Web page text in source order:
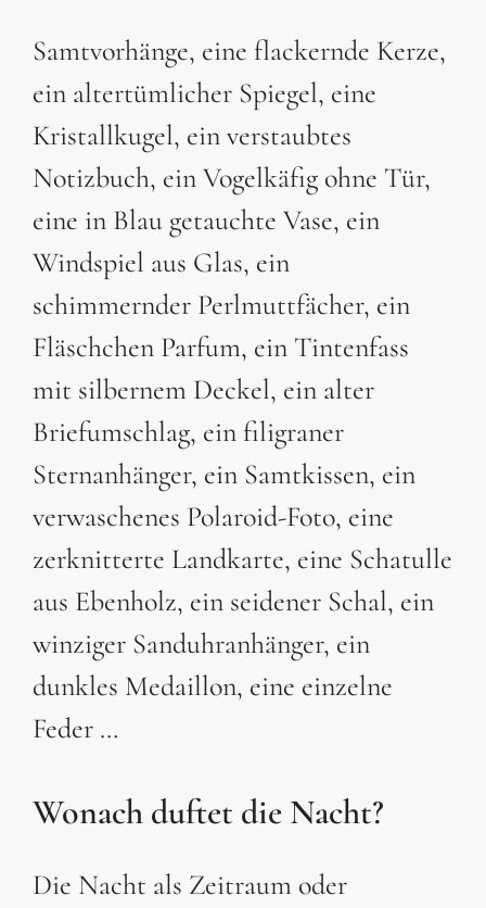
Samtvorhänge, eine flackernde Kerze,
ein altertümlicher Spiegel, eine
Kristallkugel, ein verstaubtes
Notizbuch, ein Vogelkäfig ohne Tür,
eine in Blau getauchte Vase, ein
Windspiel aus Glas, ein
schimmernder Perlmuttfächer, ein
Fläschchen Parfum, ein Tintenfass
mit silbernem Deckel, ein alter
Briefumschlag, ein filigraner
Sternanhänger, ein Samtkissen, ein
verwaschenes Polaroid-Foto, eine
zerknitterte Landkarte, eine Schatulle
aus Ebenholz, ein seidener Schal, ein
winziger Sanduhranhänger, ein
dunkles Medaillon, eine einzelne
Feder …
Wonach duftet die Nacht?
Die Nacht als Zeitraum oder